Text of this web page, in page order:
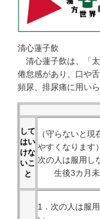
清心蓮子飲
清心蓮子飲は、「
倦怠感があり、口や
頻尿、排尿痛に用い
して
はい
けな
いこ
と
（守らないと
やすくなります）
次の人は服用し
生後3カ月未
1．次の人は服